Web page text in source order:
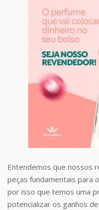
Entendemos que nossos
peças fundamentais para
por isso que temos uma
potencializar os ganhos